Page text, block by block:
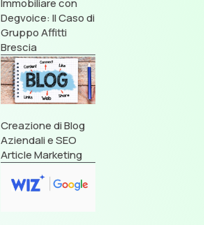
Immobiliare con
Degvoice: Il Caso di
Gruppo Affitti
Brescia
Creazione di Blog
Aziendali e SEO
Article Marketing